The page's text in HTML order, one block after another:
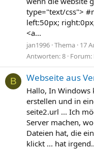
type="text/css">
left:50px;
<a...
jan1996 Thema 17
Antworten: 8 Forum:
B Webseite aus
Hallo, In Windows
erstellen und in
seite2.url ... Ich
Server machen,
Dateien hat, die
klickt ... hat